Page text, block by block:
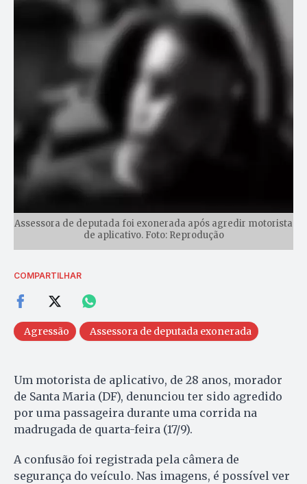
Assessora de deputada foi exonerada após agredir motorista
de aplicativo. Foto: Reprodução
COMPARTILHAR
Agressão Assessora de deputada exonerada
Um motorista de aplicativo, de 28 anos, morador
de Santa Maria (DF), denunciou ter sido agredido
por uma passageira durante uma corrida na
madrugada de quarta-feira (17/9).
A confusão foi registrada pela câmera de
segurança do veículo. Nas imagens, é possível ver